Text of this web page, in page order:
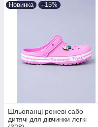
Новинка –15%
Шльопанці рожеві сабо
дитячі для дівчинки легкі